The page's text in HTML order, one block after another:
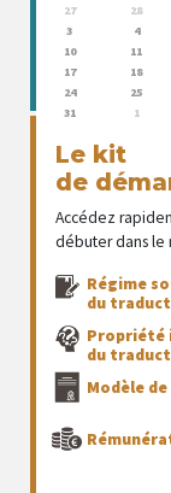
27 28
3
4
10
11
17
18
24
25
31
1
Le kit
de
Accédez
débuter dans le
Régime
du
Propriété
du
Modèle